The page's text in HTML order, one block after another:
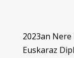
2023an
Euskaraz